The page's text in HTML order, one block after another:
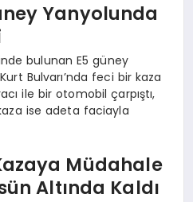
Yanyolunda
bulunan E5 güney
Bulvarı’nda feci bir kaza
ile bir otomobil çarpıştı,
ise adeta faciayla
Müdahale
Altında Kaldı